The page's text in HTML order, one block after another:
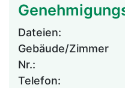
Dateien:
Gebäude/Zimmer
Nr.:
Telefon: